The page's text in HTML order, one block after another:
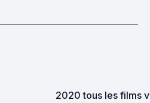
2020 tous les films